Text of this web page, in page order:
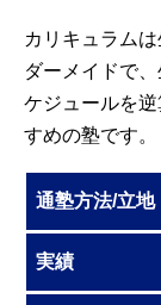
カリキュラム
ダーメイドで
ケジュールを
すめの塾です。
通塾方法/立地
実績